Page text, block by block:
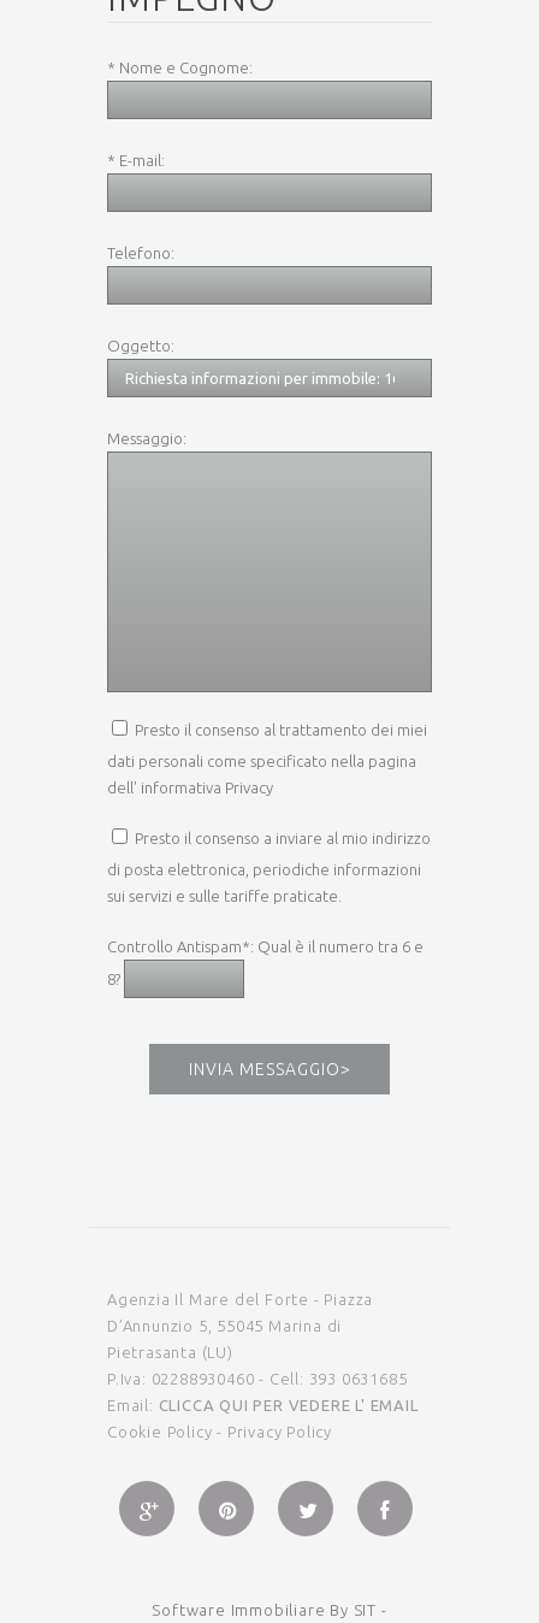
* Nome e Cognome:
* E-mail:
Telefono:
Oggetto:
Messaggio:
Presto il consenso al trattamento dei miei
dati personali come specificato nella pagina
dell' informativa Privacy
Presto il consenso a inviare al mio indirizzo
di posta elettronica, periodiche informazioni
sui servizi e sulle tariffe praticate.
Controllo Antispam*: Qual è il numero tra 6 e
8?
INVIA MESSAGGIO>
Agenzia Il Mare del Forte - Piazza
D’Annunzio 5, 55045 Marina di
Pietrasanta (LU)
P.Iva: 02288930460 - Cell: 393 0631685
Email: CLICCA QUI PER VEDERE L' EMAIL
Cookie Policy - Privacy Policy
Software Immobiliare By SIT -